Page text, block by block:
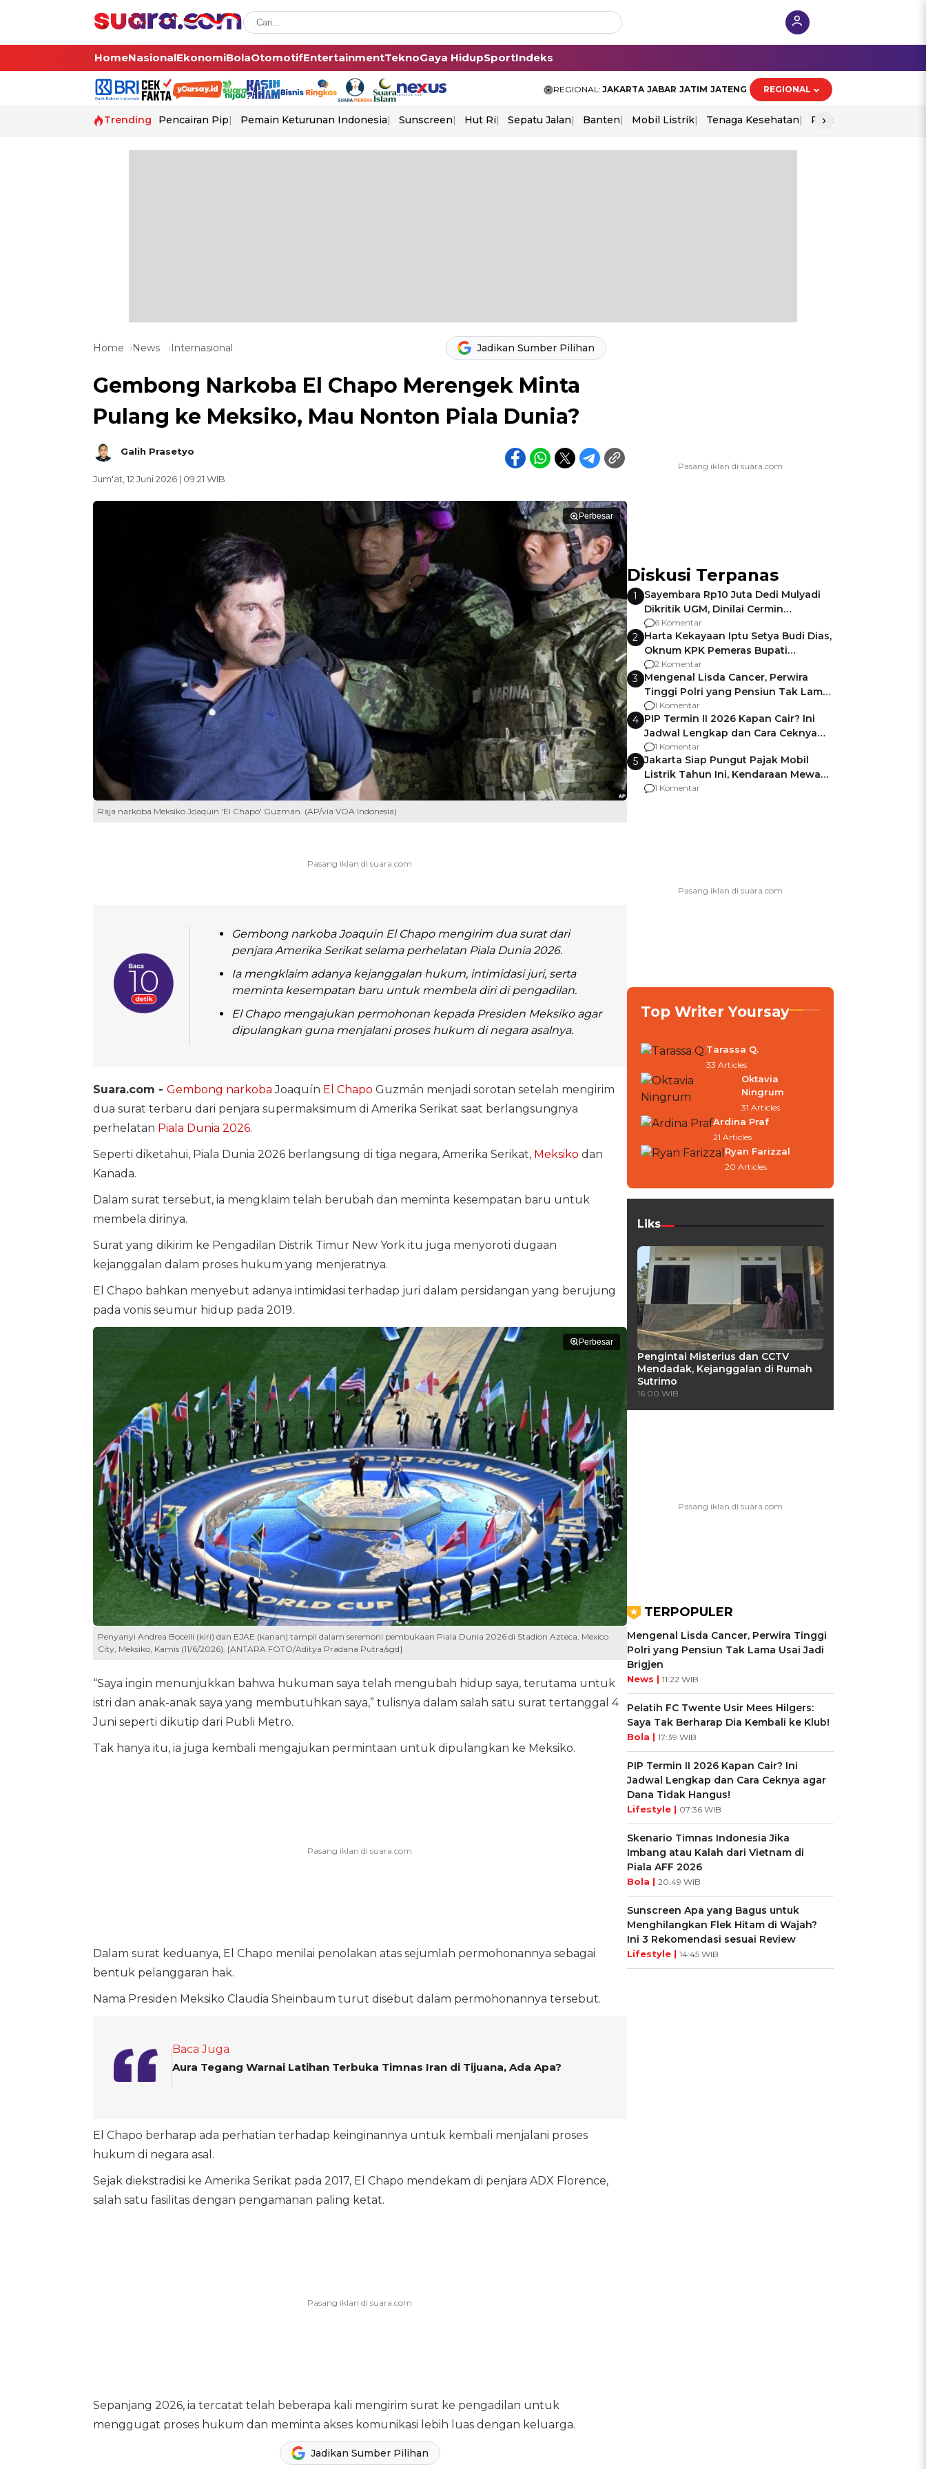
HomeNasionalEkonomiBolaOtomotifEntertainmentTeknoGaya HidupSportIndeks
REGIONAL: JAKARTA JABAR JATIM JATENG REGIONAL
Trending Pencairan Pip Pemain Keturunan Indonesia Sunscreen Hut Ri Sepatu Jalan Banten Mobil Listrik Tenaga Kesehatan Piala Aff 2026
›
Home News Internasional Jadikan Sumber Pilihan
Gembong Narkoba El Chapo Merengek Minta
Pulang ke Meksiko, Mau Nonton Piala Dunia?
Galih Prasetyo
Jum'at, 12 Juni 2026 | 09:21 WIB
Perbesar
Raja narkoba Meksiko Joaquin 'El Chapo' Guzman. (AP/via VOA Indonesia)
Gembong narkoba Joaquin El Chapo mengirim dua surat dari
penjara Amerika Serikat selama perhelatan Piala Dunia 2026.
Ia mengklaim adanya kejanggalan hukum, intimidasi juri, serta
meminta kesempatan baru untuk membela diri di pengadilan.
El Chapo mengajukan permohonan kepada Presiden Meksiko agar
dipulangkan guna menjalani proses hukum di negara asalnya.
Suara.com - Gembong narkoba Joaquín El Chapo Guzmán menjadi sorotan setelah mengirim
dua surat terbaru dari penjara supermaksimum di Amerika Serikat saat berlangsungnya
perhelatan Piala Dunia 2026.
Seperti diketahui, Piala Dunia 2026 berlangsung di tiga negara, Amerika Serikat, Meksiko dan
Kanada.
Dalam surat tersebut, ia mengklaim telah berubah dan meminta kesempatan baru untuk
membela dirinya.
Surat yang dikirim ke Pengadilan Distrik Timur New York itu juga menyoroti dugaan
kejanggalan dalam proses hukum yang menjeratnya.
El Chapo bahkan menyebut adanya intimidasi terhadap juri dalam persidangan yang berujung
pada vonis seumur hidup pada 2019.
Perbesar
Penyanyi Andrea Bocelli (kiri) dan EJAE (kanan) tampil dalam seremoni pembukaan Piala Dunia 2026 di Stadion Azteca, Mexico
City, Meksiko, Kamis (11/6/2026). [ANTARA FOTO/Aditya Pradana Putra/sgd]
“Saya ingin menunjukkan bahwa hukuman saya telah mengubah hidup saya, terutama untuk
istri dan anak-anak saya yang membutuhkan saya,” tulisnya dalam salah satu surat tertanggal 4
Juni seperti dikutip dari Publi Metro.
Tak hanya itu, ia juga kembali mengajukan permintaan untuk dipulangkan ke Meksiko.
Dalam surat keduanya, El Chapo menilai penolakan atas sejumlah permohonannya sebagai
bentuk pelanggaran hak.
Nama Presiden Meksiko Claudia Sheinbaum turut disebut dalam permohonannya tersebut.
Baca Juga
Aura Tegang Warnai Latihan Terbuka Timnas Iran di Tijuana, Ada Apa?
El Chapo berharap ada perhatian terhadap keinginannya untuk kembali menjalani proses
hukum di negara asal.
Sejak diekstradisi ke Amerika Serikat pada 2017, El Chapo mendekam di penjara ADX Florence,
salah satu fasilitas dengan pengamanan paling ketat.
Sepanjang 2026, ia tercatat telah beberapa kali mengirim surat ke pengadilan untuk
menggugat proses hukum dan meminta akses komunikasi lebih luas dengan keluarga.
Jadikan Sumber Pilihan
Diskusi Terpanas
1
Sayembara Rp10 Juta Dedi Mulyadi
Dikritik UGM, Dinilai Cermin
Gagalnya Negara Jamin Keamanan
6 Komentar
2 Harta Kekayaan Iptu Setya Budi Dias,
Oknum KPK Pemeras Bupati
Pemalang
2 Komentar
3 Mengenal Lisda Cancer, Perwira
Tinggi Polri yang Pensiun Tak Lama
Usai Jadi Brigjen
1 Komentar
4 PIP Termin II 2026 Kapan Cair? Ini
Jadwal Lengkap dan Cara Ceknya
agar Dana Tidak Hangus!
1 Komentar
5 Jakarta Siap Pungut Pajak Mobil
Listrik Tahun Ini, Kendaraan Mewah
Kena hingga 75% PKB
1 Komentar
Top Writer Yoursay
Tarassa Q.
33 Articles
Oktavia
Ningrum
31 Articles
Ardina Praf
21 Articles
Ryan Farizzal
20 Articles
Liks
Pengintai Misterius dan CCTV
Mendadak, Kejanggalan di Rumah
Sutrimo
16:00 WIB
TERPOPULER
Mengenal Lisda Cancer, Perwira Tinggi
Polri yang Pensiun Tak Lama Usai Jadi
Brigjen
News | 11:22 WIB
Pelatih FC Twente Usir Mees Hilgers:
Saya Tak Berharap Dia Kembali ke Klub!
Bola | 17:39 WIB
PIP Termin II 2026 Kapan Cair? Ini
Jadwal Lengkap dan Cara Ceknya agar
Dana Tidak Hangus!
Lifestyle | 07:36 WIB
Skenario Timnas Indonesia Jika
Imbang atau Kalah dari Vietnam di
Piala AFF 2026
Bola | 20:49 WIB
Sunscreen Apa yang Bagus untuk
Menghilangkan Flek Hitam di Wajah?
Ini 3 Rekomendasi sesuai Review
Lifestyle | 14:45 WIB